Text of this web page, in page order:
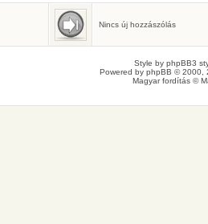
Születésnaposok
Ma senkinek sincs születésnapja.
Nincs új hozzászólás
Style by phpBB3
Powered by phpBB © 2000,
Magyar fordítás ©